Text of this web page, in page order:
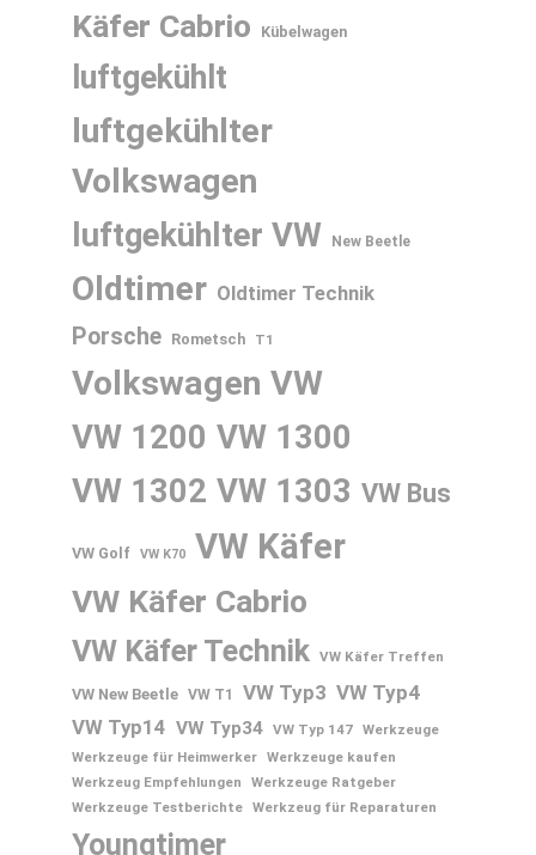
Käfer Cabrio Kübelwagen
luftgekühlt
luftgekühlter
Volkswagen
luftgekühlter VW New Beetle
Oldtimer Oldtimer Technik
Porsche Rometsch T1
Volkswagen VW
VW 1200 VW 1300
VW 1302 VW 1303 VW Bus
VW Golf VW K70 VW Käfer
VW Käfer Cabrio
VW Käfer Technik VW Käfer Treffen
VW New Beetle VW T1 VW Typ3 VW Typ4
VW Typ14 VW Typ34 VW Typ 147 Werkzeuge
Werkzeuge für Heimwerker Werkzeuge kaufen
Werkzeug Empfehlungen
Werkzeuge Ratgeber
Werkzeuge Testberichte Werkzeug für Reparaturen
Youngtimer